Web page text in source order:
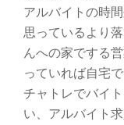
アルバイトの時
思っているより
んへの家でする
っていれば自宅
チャトレでバイ
い、アルバイト